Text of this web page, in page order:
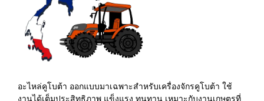
อะไหล่คูโบต้า ออกแบบมาเฉพาะสำหรับเครื่องจักรคูโบต้า ใช้
งานได้เต็มประสิทธิภาพ แข็งแรง ทนทาน เหมาะกับงานเกษตรที่